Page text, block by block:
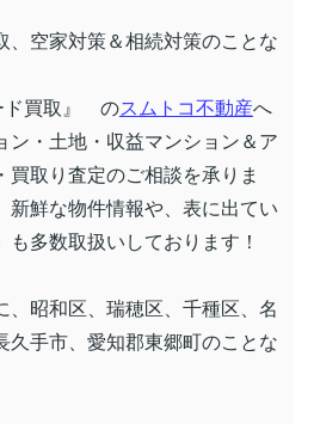
、空家対策＆相続対策のことな
ド買取』 のスムトコ不動産へ
ン・土地・収益マンション＆ア
買取り査定のご相談を承りま
新鮮な物件情報や、表に出てい
多数取扱いしております！
、昭和区、瑞穂区、千種区、名
久手市、愛知郡東郷町のことな